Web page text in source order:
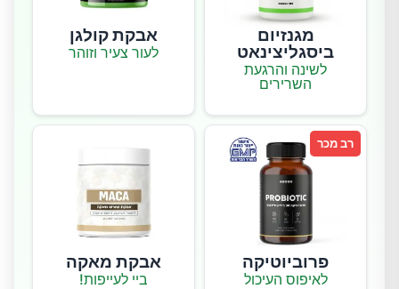
מגנזיום
ביסגליצינאט
לשינה והרגעת
השרירים
אבקת קולגן
לעור צעיר וזוהר
רב מכר
פרוביוטיקה
לאיפוס העיכול
אבקת מאקה
ביי לעייפות!